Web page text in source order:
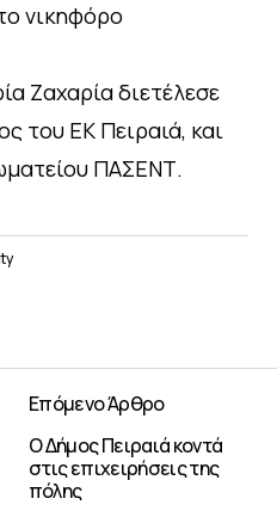
νικηφόρο
Ζαχαρία διετέλεσε
του ΕΚ Πειραιά, και
ΠΑΣΕΝΤ.
Επόμενο Άρθρο
Ο Δήμος Πειραιά κοντά
στις επιχειρήσεις της
πόλης